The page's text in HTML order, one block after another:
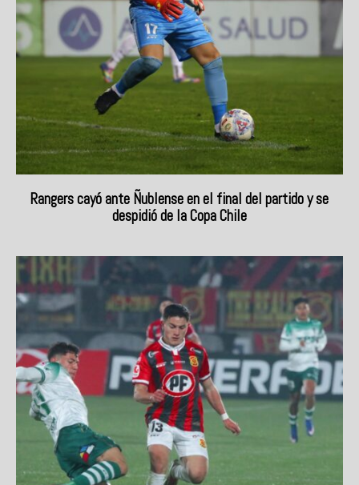
Rangers cayó ante Ñublense en el final del partido y se
despidió de la Copa Chile